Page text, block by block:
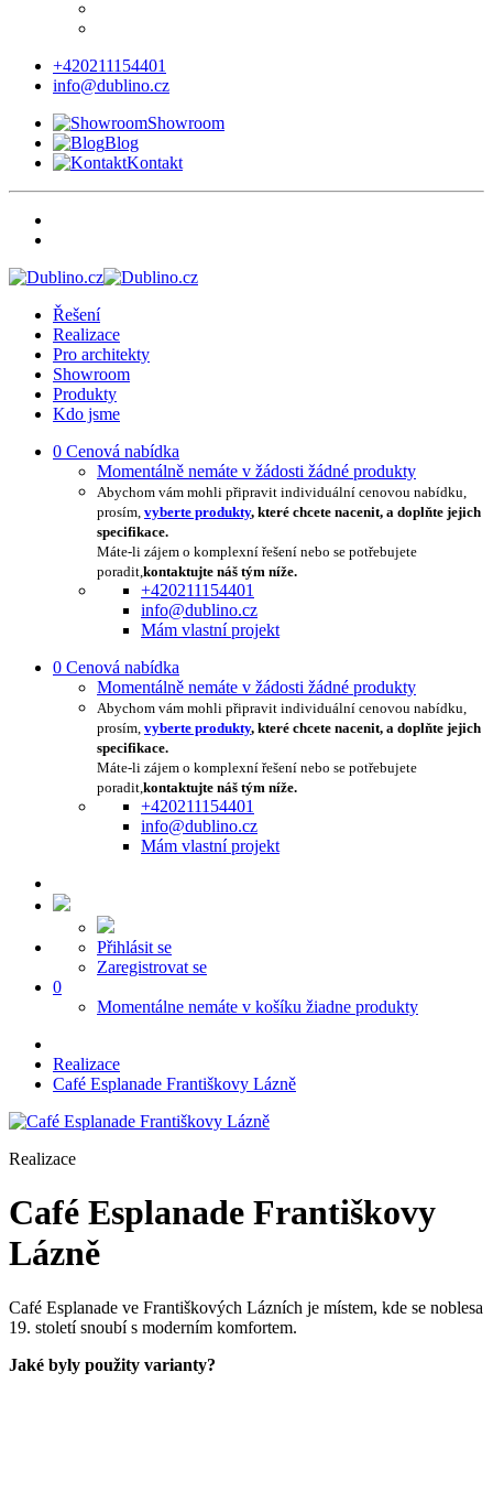
+420211154401
info@dublino.cz
Showroom
Blog
Kontakt
Řešení
Realizace
Pro architekty
Showroom
Produkty
Kdo jsme
0 Cenová nabídka
Momentálně nemáte v žádosti žádné produkty
Abychom vám mohli připravit individuální cenovou nabídku,
prosím, vyberte produkty, které chcete nacenit, a doplňte jejich
specifikace.
Máte-li zájem o komplexní řešení nebo se potřebujete
poradit,kontaktujte náš tým níže.
+420211154401
info@dublino.cz
Mám vlastní projekt
0 Cenová nabídka
Momentálně nemáte v žádosti žádné produkty
Abychom vám mohli připravit individuální cenovou nabídku,
prosím, vyberte produkty, které chcete nacenit, a doplňte jejich
specifikace.
Máte-li zájem o komplexní řešení nebo se potřebujete
poradit,kontaktujte náš tým níže.
+420211154401
info@dublino.cz
Mám vlastní projekt
Přihlásit se
Zaregistrovat se
0
Momentálne nemáte v košíku žiadne produkty
Realizace
Café Esplanade Františkovy Lázně
Realizace
Café Esplanade Františkovy
Lázně
Café Esplanade ve Františkových Lázních je místem, kde se noblesa
19. století snoubí s moderním komfortem.
Jaké byly použity varianty?